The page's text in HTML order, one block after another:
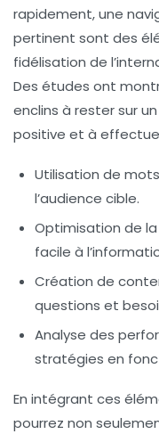
rapidement, une
pertinent sont des
fidélisation de
Des études ont
enclins à rester sur
positive et à
Utilisation de
l’audience cible.
Optimisation de
facile à
Création de
questions et
Analyse des
stratégies en
En intégrant ces
pourrez non